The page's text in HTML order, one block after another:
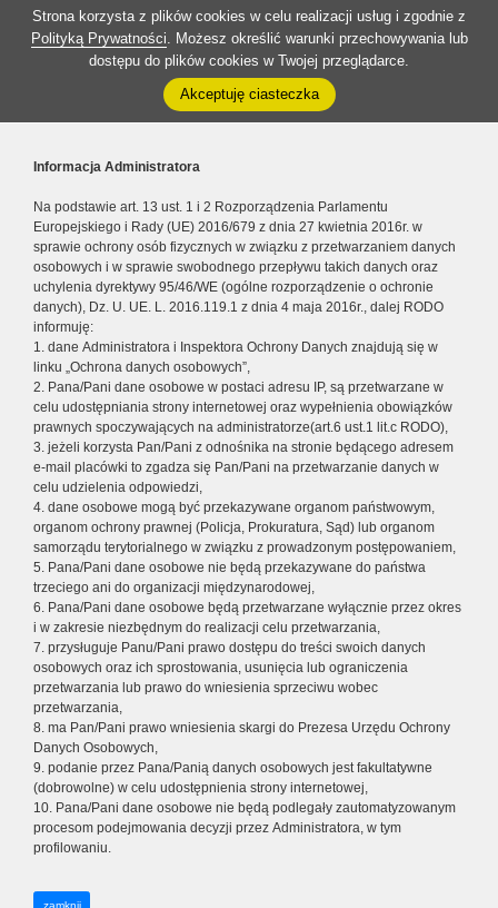
Strona korzysta z plików cookies w celu realizacji usług i zgodnie z
Polityką Prywatności. Możesz określić warunki przechowywania lub
dostępu do plików cookies w Twojej przeglądarce.
Akceptuję ciasteczka
Informacja Administratora
Na podstawie art. 13 ust. 1 i 2 Rozporządzenia Parlamentu
Europejskiego i Rady (UE) 2016/679 z dnia 27 kwietnia 2016r. w
sprawie ochrony osób fizycznych w związku z przetwarzaniem danych
osobowych i w sprawie swobodnego przepływu takich danych oraz
uchylenia dyrektywy 95/46/WE (ogólne rozporządzenie o ochronie
danych), Dz. U. UE. L. 2016.119.1 z dnia 4 maja 2016r., dalej RODO
informuję:
1. dane Administratora i Inspektora Ochrony Danych znajdują się w
linku „Ochrona danych osobowych”,
2. Pana/Pani dane osobowe w postaci adresu IP, są przetwarzane w
celu udostępniania strony internetowej oraz wypełnienia obowiązków
prawnych spoczywających na administratorze(art.6 ust.1 lit.c RODO),
3. jeżeli korzysta Pan/Pani z odnośnika na stronie będącego adresem
e-mail placówki to zgadza się Pan/Pani na przetwarzanie danych w
celu udzielenia odpowiedzi,
4. dane osobowe mogą być przekazywane organom państwowym,
organom ochrony prawnej (Policja, Prokuratura, Sąd) lub organom
samorządu terytorialnego w związku z prowadzonym postępowaniem,
5. Pana/Pani dane osobowe nie będą przekazywane do państwa
trzeciego ani do organizacji międzynarodowej,
6. Pana/Pani dane osobowe będą przetwarzane wyłącznie przez okres
i w zakresie niezbędnym do realizacji celu przetwarzania,
7. przysługuje Panu/Pani prawo dostępu do treści swoich danych
osobowych oraz ich sprostowania, usunięcia lub ograniczenia
przetwarzania lub prawo do wniesienia sprzeciwu wobec
przetwarzania,
8. ma Pan/Pani prawo wniesienia skargi do Prezesa Urzędu Ochrony
Danych Osobowych,
9. podanie przez Pana/Panią danych osobowych jest fakultatywne
(dobrowolne) w celu udostępnienia strony internetowej,
10. Pana/Pani dane osobowe nie będą podlegały zautomatyzowanym
procesom podejmowania decyzji przez Administratora, w tym
profilowaniu.
zamknij